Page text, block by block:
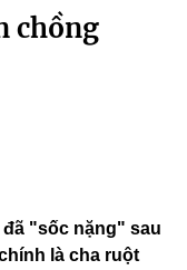
chồng
đã "sốc nặng" sau
là cha ruột